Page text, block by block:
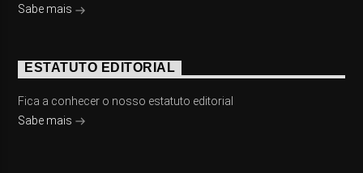
Sabe mais
ESTATUTO EDITORIAL
Fica a conhecer o nosso estatuto editorial
Sabe mais